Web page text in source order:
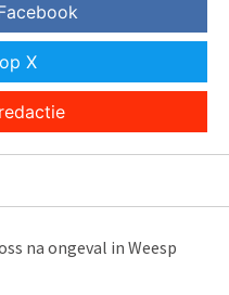
X
na ongeval in Weesp